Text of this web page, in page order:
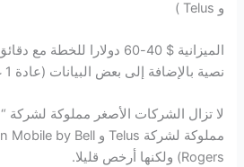
و Telus )
الميزانية $ 40-60 دولارا
نصية بالإضافة إلى بعض البيانات (عادة 1 غيغابايت).
Rogers) ولكنها أرخص قليلا.